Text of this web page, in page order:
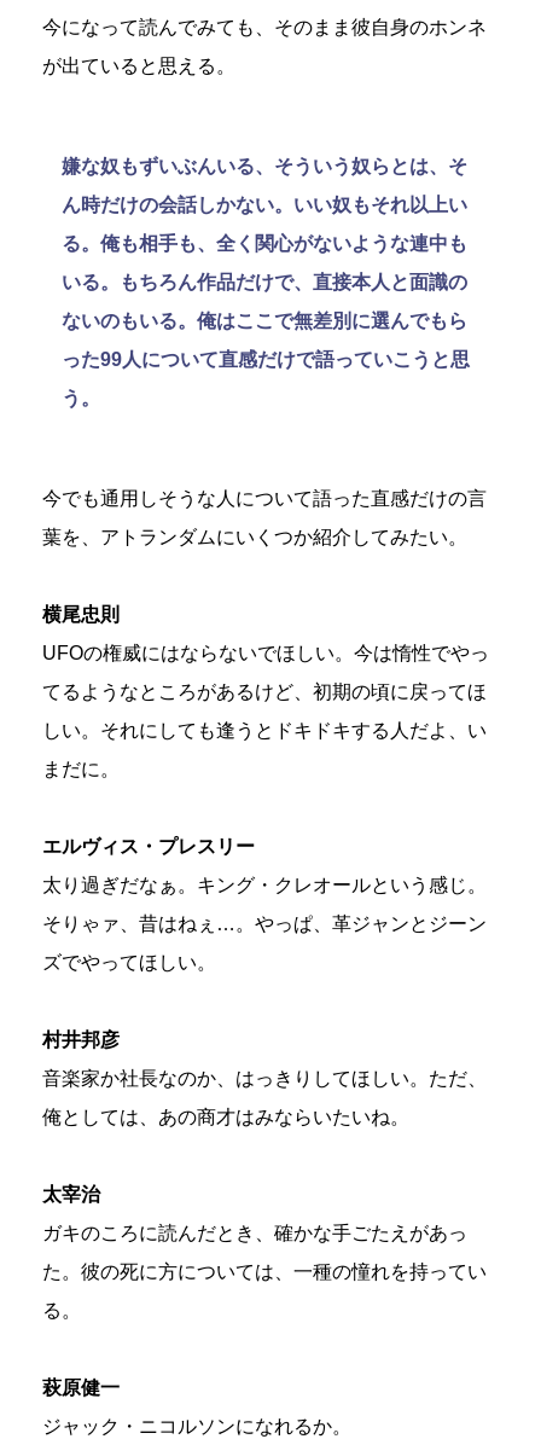
今になって読んでみても、そのまま彼自身のホンネ
が出ていると思える。
嫌な奴もずいぶんいる、そういう奴らとは、そ
ん時だけの会話しかない。いい奴もそれ以上い
る。俺も相手も、全く関心がないような連中も
いる。もちろん作品だけで、直接本人と面識の
ないのもいる。俺はここで無差別に選んでもら
った99人について直感だけで語っていこうと思
う。
今でも通用しそうな人について語った直感だけの言
葉を、アトランダムにいくつか紹介してみたい。
横尾忠則
UFOの権威にはならないでほしい。今は惰性でやっ
てるようなところがあるけど、初期の頃に戻ってほ
しい。それにしても逢うとドキドキする人だよ、い
まだに。
エルヴィス・プレスリー
太り過ぎだなぁ。キング・クレオールという感じ。
そりゃァ、昔はねぇ…。やっぱ、革ジャンとジーン
ズでやってほしい。
村井邦彦
音楽家か社長なのか、はっきりしてほしい。ただ、
俺としては、あの商才はみならいたいね。
太宰治
ガキのころに読んだとき、確かな手ごたえがあっ
た。彼の死に方については、一種の憧れを持ってい
る。
萩原健一
ジャック・ニコルソンになれるか。